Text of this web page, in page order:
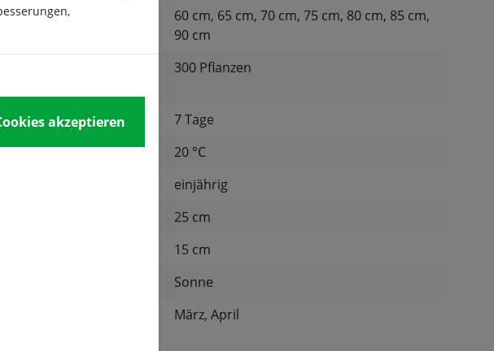
Höhe:
60 cm, 65 cm, 70 cm, 75 cm, 80 cm, 85 cm,
90 cm
300 Pflanzen
Keimdauer:
7 Tage
Keimtemperatur:
20 °C
einjährig
25 cm
15 cm
Sonne
März, April
akzeptieren